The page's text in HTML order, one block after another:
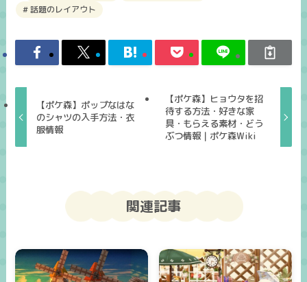
話題のレイアウト
【ポケ森】ポップなはな
のシャツの入手方法・衣
服情報
【ポケ森】ヒョウタを招
待する方法・好きな家
具・もらえる素材・どう
ぶつ情報｜ポケ森Wiki
関連記事